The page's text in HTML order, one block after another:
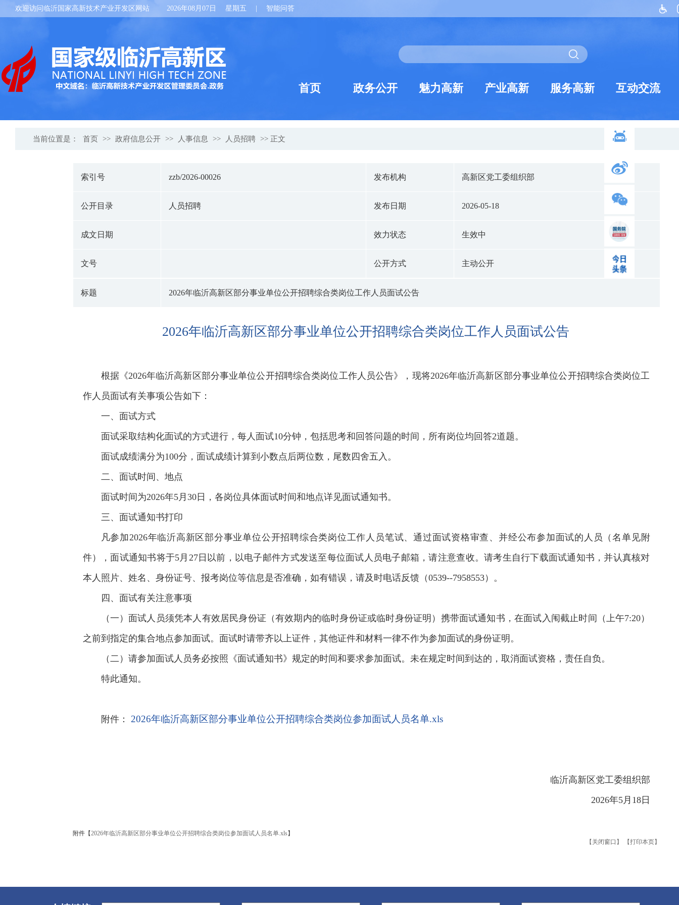
欢迎访问临沂国家高新技术产业开发区网站 2026年08月07日 星期五 智能问答
首页 政务公开 魅力高新 产业高新 服务高新 互动交流
当前位置是： 首页 >> 政府信息公开 >> 人事信息 >> 人员招聘 >> 正文
索引号 zzb/2026-00026 发布机构 高新区党工委组织部
公开目录 人员招聘 发布日期 2026-05-18
成文日期 效力状态 生效中
文号 公开方式 主动公开
标题 2026年临沂高新区部分事业单位公开招聘综合类岗位工作人员面试公告
2026年临沂高新区部分事业单位公开招聘综合类岗位工作人员面试公告
根据《2026年临沂高新区部分事业单位公开招聘综合类岗位工作人员公告》，现将2026年临沂高新区部分事业单位公开招聘综合类岗位工
作人员面试有关事项公告如下：
一、面试方式
面试采取结构化面试的方式进行，每人面试10分钟，包括思考和回答问题的时间，所有岗位均回答2道题。
面试成绩满分为100分，面试成绩计算到小数点后两位数，尾数四舍五入。
二、面试时间、地点
面试时间为2026年5月30日，各岗位具体面试时间和地点详见面试通知书。
三、面试通知书打印
凡参加2026年临沂高新区部分事业单位公开招聘综合类岗位工作人员笔试、通过面试资格审查、并经公布参加面试的人员（名单见附
件），面试通知书将于5月27日以前，以电子邮件方式发送至每位面试人员电子邮箱，请注意查收。请考生自行下载面试通知书，并认真核对
本人照片、姓名、身份证号、报考岗位等信息是否准确，如有错误，请及时电话反馈（0539--7958553）。
四、面试有关注意事项
（一）面试人员须凭本人有效居民身份证（有效期内的临时身份证或临时身份证明）携带面试通知书，在面试入闱截止时间（上午7:20）
之前到指定的集合地点参加面试。面试时请带齐以上证件，其他证件和材料一律不作为参加面试的身份证明。
（二）请参加面试人员务必按照《面试通知书》规定的时间和要求参加面试。未在规定时间到达的，取消面试资格，责任自负。
特此通知。
附件： 2026年临沂高新区部分事业单位公开招聘综合类岗位参加面试人员名单.xls
临沂高新区党工委组织部
2026年5月18日
附件【2026年临沂高新区部分事业单位公开招聘综合类岗位参加面试人员名单.xls】
【关闭窗口】
【打印本页】